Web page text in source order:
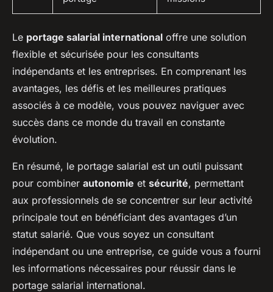
Le portage salarial international offre une solution
flexible et sécurisée pour les consultants
indépendants et les entreprises. En comprenant les
avantages, les défis et les meilleures pratiques
associés à ce modèle, vous pouvez naviguer avec
succès dans ce monde du travail en constante
évolution.
En résumé, le portage salarial est un outil puissant
pour combiner autonomie et sécurité, permettant
aux professionnels de se concentrer sur leur activité
principale tout en bénéficiant des avantages d’un
statut salarié. Que vous soyez un consultant
indépendant ou une entreprise, ce guide vous a fourni
les informations nécessaires pour réussir dans le
portage salarial international.